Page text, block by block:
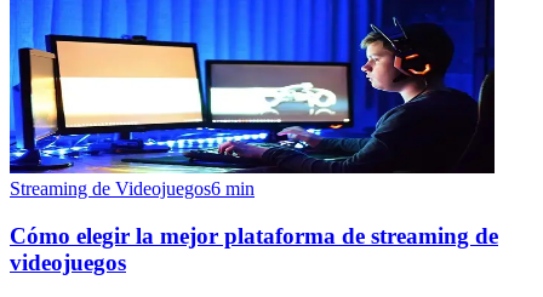
Streaming de Videojuegos6 min
Cómo elegir la mejor plataforma de streaming de
videojuegos